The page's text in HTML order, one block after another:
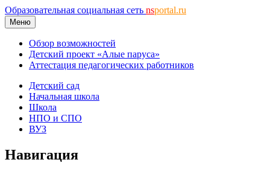
Образовательная социальная сеть nsportal.ru
Меню
Обзор возможностей
Детский проект «Алые паруса»
Аттестация педагогических работников
Детский сад
Начальная школа
Школа
НПО и СПО
ВУЗ
Навигация